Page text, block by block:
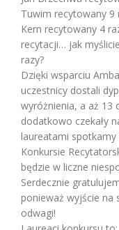
Tuwim recytowany 9
Kern recytowany 4
recytacji… jak
razy?
Dzięki wsparciu
uczestnicy dostali
wyróżnienia, a aż 13
dodatkowo czekały
laureatami spotkamy
Konkursie
będzie w liczne
Serdecznie
ponieważ wyjście na
odwagi!